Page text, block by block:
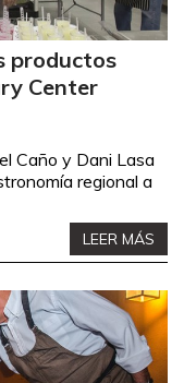
productos
Center
Caño y Dani Lasa
regional a
LEER MÁS